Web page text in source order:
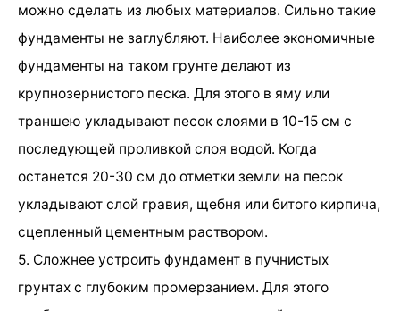
можно сделать из любых материалов. Сильно такие
фундаменты не заглубляют. Наиболее экономичные
фундаменты на таком грунте делают из
крупнозернистого песка. Для этого в яму или
траншею укладывают песок слоями в 10-15 см с
последующей проливкой слоя водой. Когда
останется 20-30 см до отметки земли на песок
укладывают слой гравия, щебня или битого кирпича,
сцепленный цементным раствором.
5. Сложнее устроить фундамент в пучнистых
грунтах с глубоким промерзанием. Для этого